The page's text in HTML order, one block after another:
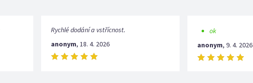
Rychlé dodání a vstřícnost.
anonym, 18. 4. 2026
ok
anonym, 9. 4. 2026